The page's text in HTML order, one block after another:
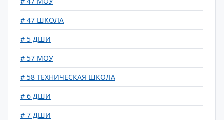
# 47 ШКОЛА
# 5 ДШИ
# 57 МОУ
# 58 ТЕХНИЧЕСКАЯ ШКОЛА
# 6 ДШИ
# 7 ДШИ